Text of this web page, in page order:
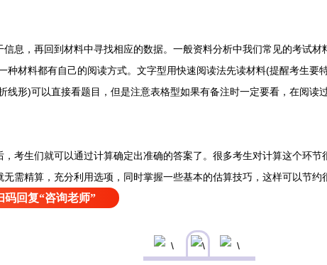
，再回到材料中寻找相应的数据。一般资料分析中我们常见的考试材
种材料都有自己的阅读方式。文字型用快速阅读法先读材料(提醒考生要
线形)可以直接看题目，但是注意表格型如果有备注时一定要看，在阅读
生们就可以通过计算确定出准确的答案了。很多考生对计算这个环节
需精算，充分利用选项，同时掌握一些基本的估算技巧，这样可以节约
码回复“咨询老师”